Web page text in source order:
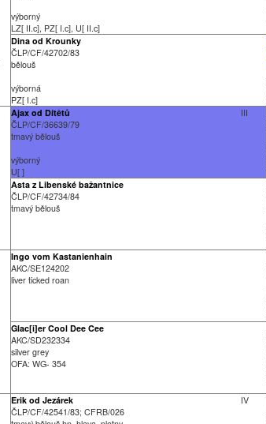
výborný
LZ[ II.c], PZ[ I.c], U[ II.c]
Dina od Krounky
ČLP/CF/42702/83
bělouš
výborná
PZ[ I.c]
Ajax od Dítětů
III
ČLP/CF/36639/79
tmavý bělouš
výborný
U[ ]
Asta z Libenské bažantnice
ČLP/CF/42734/84
tmavý bělouš
Ingo vom Kastanienhain
AKC/SE124202
liver ticked roan
Glac[i]er Cool Dee Cee
AKC/SD232334
silver grey
OFA: WG- 354
Erik od Jezárek
IV
ČLP/CF/42541/83; CFRB/026